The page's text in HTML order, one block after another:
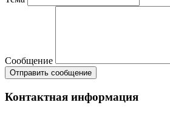
Сообщение
Отправить сообщение
Контактная информация